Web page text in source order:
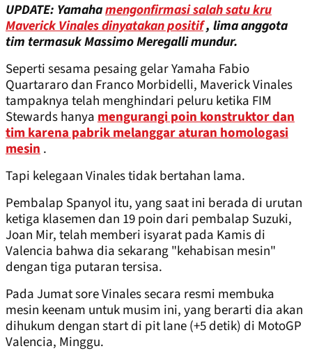
UPDATE: Yamahamengonfirmasi salah satu kru
Maverick Vinales dinyatakan positif, lima anggota
tim termasuk Massimo Meregalli mundur.
Seperti sesama pesaing gelar Yamaha Fabio
Quartararo dan Franco Morbidelli, Maverick Vinales
tampaknya telah menghindari peluru ketika FIM
Stewards hanyamengurangi poin konstruktor dan
tim karena pabrik melanggar aturan homologasi
mesin.
Tapi kelegaan Vinales tidak bertahan lama.
Pembalap Spanyol itu, yang saat ini berada di urutan
ketiga klasemen dan 19 poin dari pembalap Suzuki,
Joan Mir, telah memberi isyarat pada Kamis di
Valencia bahwa dia sekarang "kehabisan mesin"
dengan tiga putaran tersisa.
Pada Jumat sore Vinales secara resmi membuka
mesin keenam untuk musim ini, yang berarti dia akan
dihukum dengan start di pit lane (+5 detik) di MotoGP
Valencia, Minggu.